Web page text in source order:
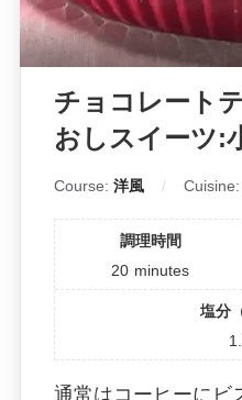
チョコレート
おしスイーツ:
Course: 洋風 Cuisine:
調理時間
20 minutes
塩分
通常はコーヒーにビ